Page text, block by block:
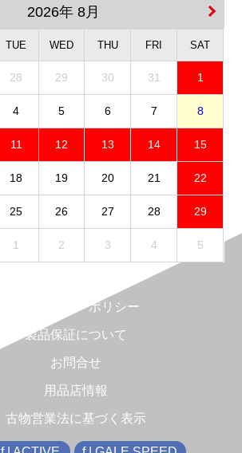
2026年 8月
TUE WED THU FRI SAT
28 29 30 31 1
4 5 6 7 8
11 12 13 14 15
18 19 20 21 22
25 26 27 28 29
1 2 3 4 5
プライバシーポリシー
製品保証について
お問合せ
用品店情報
古物営業法に基づく表示